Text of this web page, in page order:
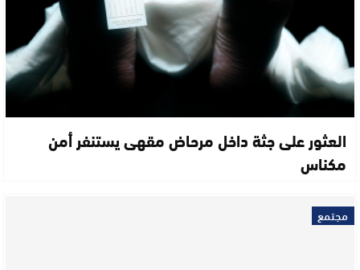
العثور على جثة داخل مرحاض مقهى يستنفر أمن
مكناس
مجتمع